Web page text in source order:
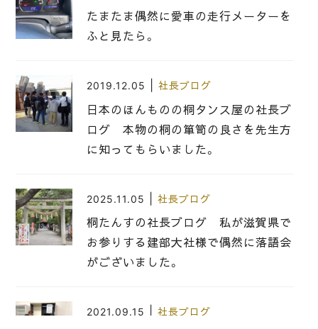
たまたま偶然に愛車の走行メーターを
ふと見たら。
2019.12.05 社長ブログ
日本のほんものの桐タンス屋の社長ブ
ログ 本物の桐の箪笥の良さを先生方
に知ってもらいました。
2025.11.05 社長ブログ
桐たんすの社長ブログ 私が滋賀県で
お参りする建部大社様で偶然に落語会
がございました。
2021.09.15 社長ブログ